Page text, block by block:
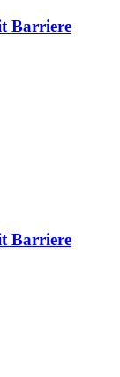
Barriere
Barriere